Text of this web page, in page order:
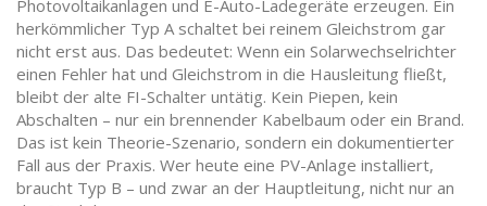
Photovoltaikanlagen und E-Auto-Ladegeräte erzeugen. Ein
herkömmlicher Typ A schaltet bei reinem Gleichstrom gar
nicht erst aus. Das bedeutet: Wenn ein Solarwechselrichter
einen Fehler hat und Gleichstrom in die Hausleitung fließt,
bleibt der alte FI-Schalter untätig. Kein Piepen, kein
Abschalten – nur ein brennender Kabelbaum oder ein Brand.
Das ist kein Theorie-Szenario, sondern ein dokumentierter
Fall aus der Praxis. Wer heute eine PV-Anlage installiert,
braucht Typ B – und zwar an der Hauptleitung, nicht nur an